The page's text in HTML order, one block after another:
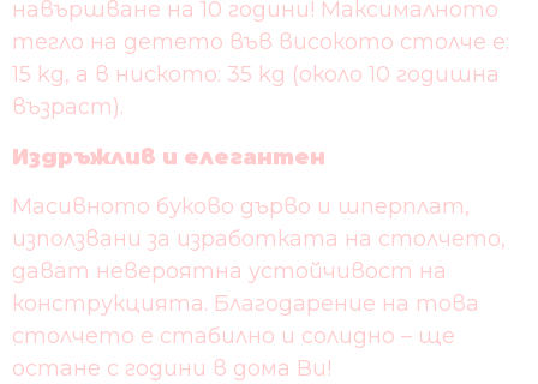
навършване на 10 години! Максималното
тегло на детето във високото столче е:
15 kg, а в ниското: 35 kg (около 10 годишна
възраст).
Издръжлив и елегантен
Масивното буково дърво и шперплат,
използвани за изработката на столчето,
дават невероятна устойчивост на
конструкцията. Благодарение на това
столчето е стабилно и солидно – ще
остане с години в дома Ви!